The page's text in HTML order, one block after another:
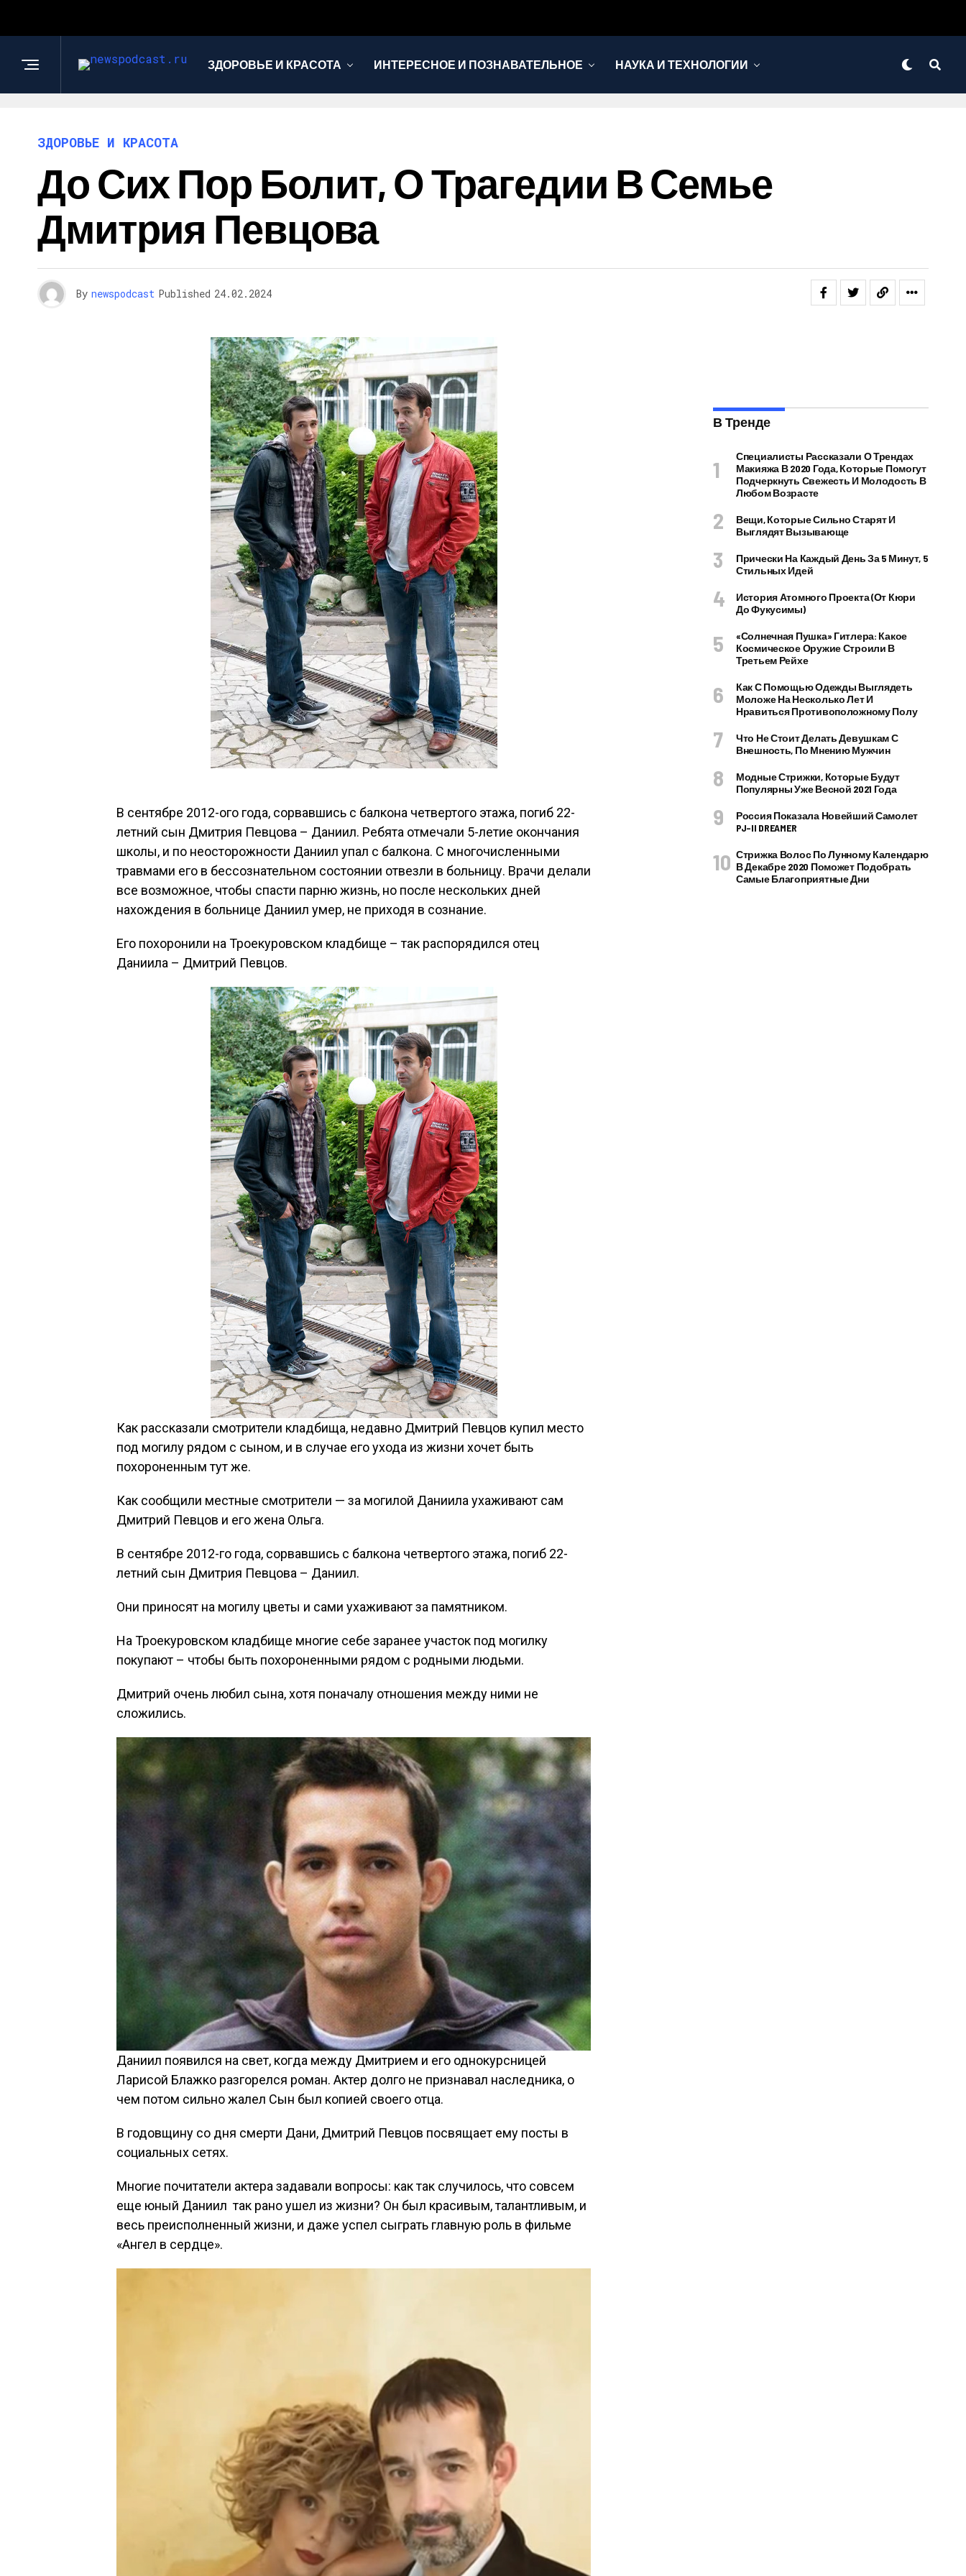
ЗДОРОВЬЕ И КРАСОТА ИНТЕРЕСНОЕ И ПОЗНАВАТЕЛЬНОЕ НАУКА И ТЕХНОЛОГИИ
ЗДОРОВЬЕ И КРАСОТА
До Сих Пор Болит, О Трагедии В Семье
Дмитрия Певцова
By newspodcast Published 24.02.2024
В сентябре 2012-ого года, сорвавшись с балкона четвертого этажа, погиб 22-
летний сын Дмитрия Певцова – Даниил. Ребята отмечали 5-летие окончания
школы, и по неосторожности Даниил упал с балкона. С многочисленными
травмами его в бессознательном состоянии отвезли в больницу. Врачи делали
все возможное, чтобы спасти парню жизнь, но после нескольких дней
нахождения в больнице Даниил умер, не приходя в сознание.
Его похоронили на Троекуровском кладбище – так распорядился отец
Даниила – Дмитрий Певцов.
Как рассказали смотрители кладбища, недавно Дмитрий Певцов купил место
под могилу рядом с сыном, и в случае его ухода из жизни хочет быть
похороненным тут же.
Как сообщили местные смотрители — за могилой Даниила ухаживают сам
Дмитрий Певцов и его жена Ольга.
В сентябре 2012-го года, сорвавшись с балкона четвертого этажа, погиб 22-
летний сын Дмитрия Певцова – Даниил.
Они приносят на могилу цветы и сами ухаживают за памятником.
На Троекуровском кладбище многие себе заранее участок под могилку
покупают – чтобы быть похороненными рядом с родными людьми.
Дмитрий очень любил сына, хотя поначалу отношения между ними не
сложились.
Даниил появился на свет, когда между Дмитрием и его однокурсницей
Ларисой Блажко разгорелся роман. Актер долго не признавал наследника, о
чем потом сильно жалел Сын был копией своего отца.
В годовщину со дня смерти Дани, Дмитрий Певцов посвящает ему посты в
социальных сетях.
Многие почитатели актера задавали вопросы: как так случилось, что совсем
еще юный Даниил так рано ушел из жизни? Он был красивым, талантливым, и
весь преисполненный жизни, и даже успел сыграть главную роль в фильме
«Ангел в сердце».
В Тренде
Специалисты Рассказали О Трендах
Макияжа В 2020 Года, Которые Помогут
Подчеркнуть Свежесть И Молодость В
Любом Возрасте
Вещи, Которые Сильно Старят И
Выглядят Вызывающе
Прически На Каждый День За 5 Минут, 5
Стильных Идей
История Атомного Проекта (от Кюри
До Фукусимы)
«Солнечная Пушка» Гитлера: Какое
Космическое Оружие Строили В
Третьем Рейхе
Как С Помощью Одежды Выглядеть
Моложе На Несколько Лет И
Нравиться Противоположному Полу
Что Не Стоит Делать Девушкам С
Внешность, По Мнению Мужчин
Модные Стрижки, Которые Будут
Популярны Уже Весной 2021 Года
Россия Показала Новейший Самолет
PJ–II DREAMER
Стрижка Волос По Лунному Календарю
В Декабре 2020 Поможет Подобрать
Самые Благоприятные Дни